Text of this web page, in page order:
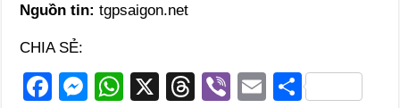
Nguồn tin:tgpsaigon.net
CHIA SẺ:
F
M
W
X
T
Vi
E S